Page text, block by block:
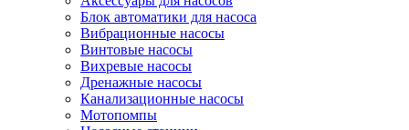
Блок автоматики для насоса
Вибрационные насосы
Винтовые насосы
Вихревые насосы
Дренажные насосы
Канализационные насосы
Мотопомпы